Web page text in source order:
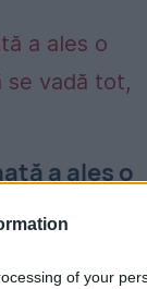
of your
a ales o